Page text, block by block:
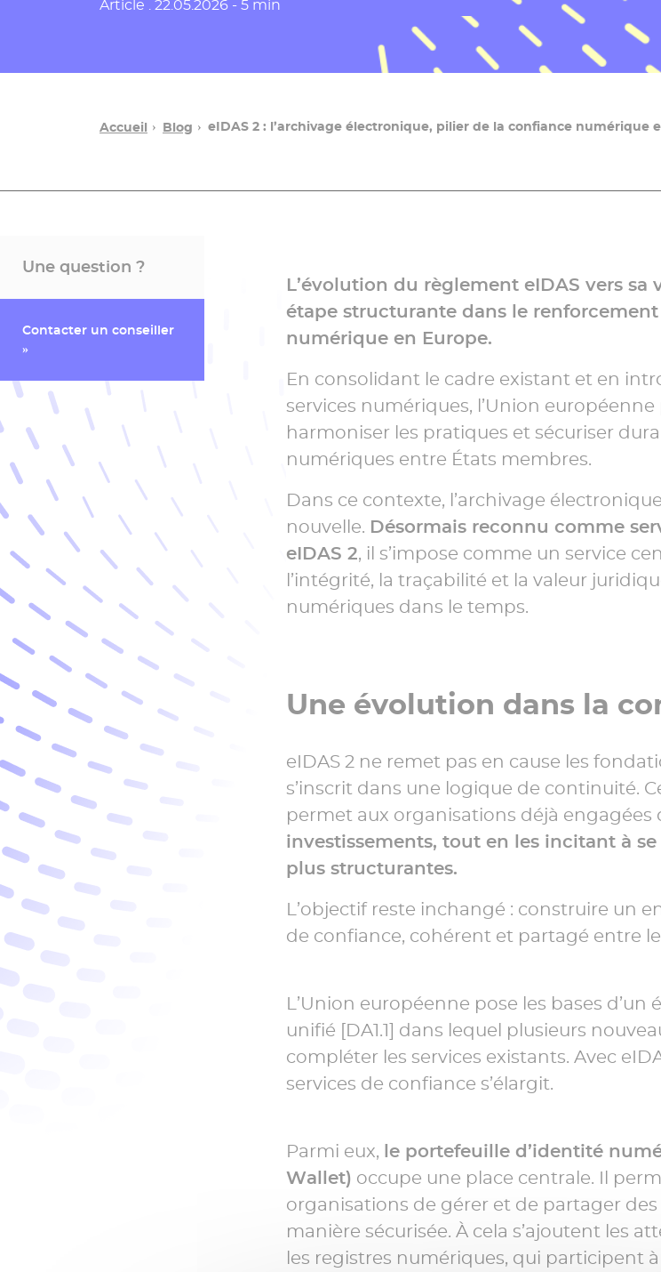
Article . Date de publication
22.05.2026 - 5 min
Accueil Blog eIDAS 2 : l’archivage électronique, pilier de la confiance numérique
Une question ?
Contacter un conseiller
»
L’évolution du règlement eIDAS vers sa
étape structurante dans le
numérique en Europe.
En consolidant le cadre existant et en
services numériques, l’Union
harmoniser les pratiques et sécuriser
numériques entre États membres.
Dans ce contexte, l’archivage
nouvelle. Désormais reconnu comme
eIDAS 2, il s’impose comme un service
l’intégrité, la traçabilité et la valeur
numériques dans le temps.
Une évolution dans la
eIDAS 2 ne remet pas en cause les
s’inscrit dans une logique de continuité.
permet aux organisations déjà engagées
investissements, tout en les incitant à
plus structurantes.
L’objectif reste inchangé : construire un
de confiance, cohérent et partagé entre
L’Union européenne pose les bases
unifié [DA1.1] dans lequel plusieurs
compléter les services existants. Avec
services de confiance s’élargit.
Parmi eux, le portefeuille d’identité
Wallet) occupe une place centrale. Il
organisations de gérer et de partager
manière sécurisée. À cela s’ajoutent les
les registres numériques, qui participent